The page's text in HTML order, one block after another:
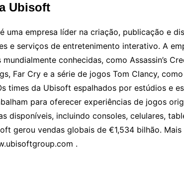
Ubisoft
uma empresa líder na criação, publicação e
e serviços de entretenimento interativo. A
mundialmente conhecidas, como Assassin’s
Far Cry e a série de jogos Tom Clancy,
times da Ubisoft espalhados por estúdios e
para oferecer experiências de jogos
disponíveis, incluindo consoles, celulares,
gerou vendas globais de €1,534 bilhão.
.